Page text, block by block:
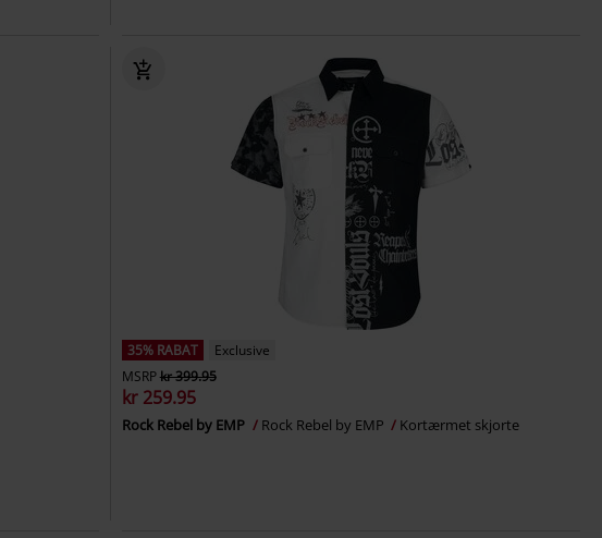
35% RABAT
Exclusive
MSRPkr 399.95
kr 259.95
Rock Rebel by EMP Rock Rebel by EMP Kortærmet skjorte